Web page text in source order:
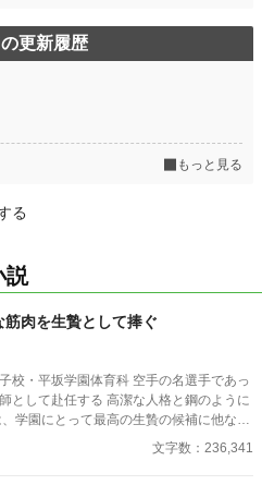
更新履歴
もっと見る
る
説
肉を生贄として捧ぐ
園体育科 空手の名選手であっ
る 高潔な人格と鋼のように
”、“風”、“土”の信奉者達が暗躍する 意
文字数：236,341